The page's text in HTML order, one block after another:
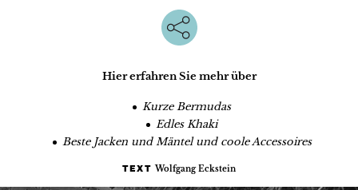
Hier erfahren Sie mehr über
Kurze Bermudas
Edles Khaki
Beste Jacken und Mäntel und coole Accessoires
TEXT Wolfgang Eckstein